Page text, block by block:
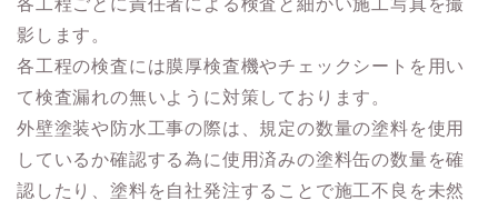
影します。
各工程の検査には膜厚検査機やチェックシートを用い
て検査漏れの無いように対策しております。
外壁塗装や防水工事の際は、規定の数量の塗料を使用
しているか確認する為に使用済みの塗料缶の数量を確
認したり、塗料を自社発注することで施工不良を未然